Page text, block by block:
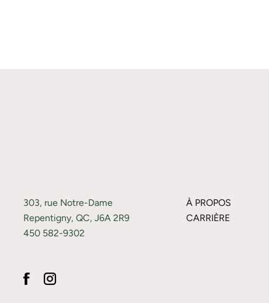
303, rue Notre-Dame
Repentigny, QC, J6A 2R9
450 582-9302
À PROPOS
CARRIÈRE